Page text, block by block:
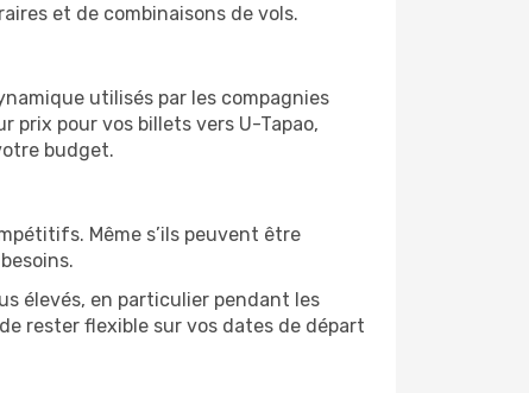
et de combinaisons de vols.
utilisés par les compagnies
prix pour vos billets vers U-Tapao,
budget.
Même s’ils peuvent être
élevés, en particulier pendant les
rester flexible sur vos dates de départ